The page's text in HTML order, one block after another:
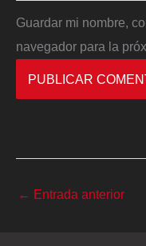
Guardar mi nombre,
navegador para la
← Entrada anterior